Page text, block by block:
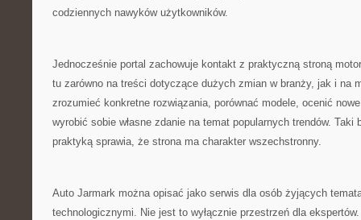
codziennych nawyków użytkowników.
Jednocześnie portal zachowuje kontakt z praktyczną stroną
tu zarówno na treści dotyczące dużych zmian w branży, jak i na
zrozumieć konkretne rozwiązania, porównać modele, ocenić
wyrobić sobie własne zdanie na temat popularnych trendów.
praktyką sprawia, że strona ma charakter wszechstronny.
Auto Jarmark można opisać jako serwis dla osób żyjących
technologicznymi. Nie jest to wyłącznie przestrzeń dla